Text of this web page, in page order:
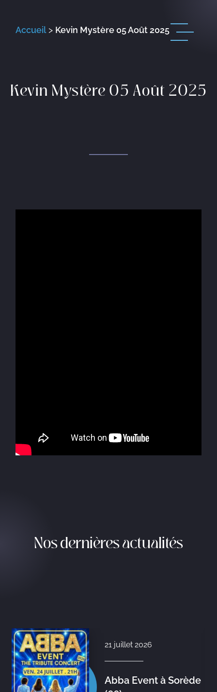
Accueil> Kevin Mystère 05 Août 2025
Kevin Mystère 05 Août 2025
Nos dernières actualités
21 juillet 2026
Abba Event à Sorède